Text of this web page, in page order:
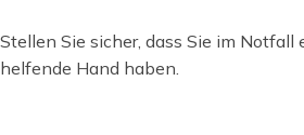
Stellen Sie sicher, dass Sie im Notfall
helfende Hand haben.